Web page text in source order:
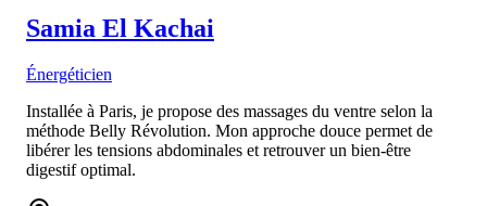
Samia El Kachai
Énergéticien
Installée à Paris, je propose des massages du ventre selon la
méthode Belly Révolution. Mon approche douce permet de
libérer les tensions abdominales et retrouver un bien-être
digestif optimal.